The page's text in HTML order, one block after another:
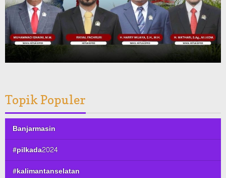
Topik Populer
Banjarmasin
#pilkada2024
#kalimantanselatan